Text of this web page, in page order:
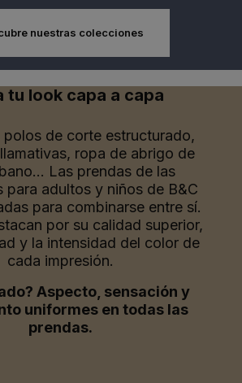
nuestras colecciones
tu look capa a capa
polos de corte estructurado,
ropa de abrigo de
Las prendas de las
para adultos y niños de B&C
para combinarse entre sí.
por su calidad superior,
y la intensidad del color de
cada impresión.
Aspecto, sensación y
uniformes en todas las
prendas.